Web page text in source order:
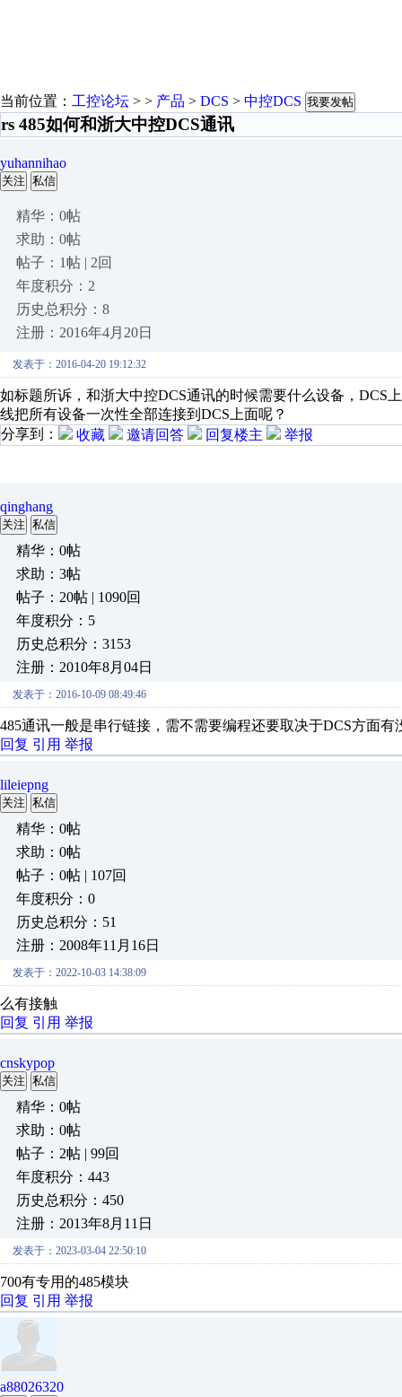
当前位置： 工控论坛 > > 产品 > DCS > 中控DCS 我要发帖
rs 485如何和浙大中控DCS通讯
yuhannihao
关注 私信
精华：0帖
求助：0帖
帖子：1帖 | 2回
年度积分：2
历史总积分：8
注册：2016年4月20日
发表于：2016-04-20 19:12:32
如标题所诉，和浙大中控DCS通讯的时候需要什么设备，DCS
线把所有设备一次性全部连接到DCS上面呢？
分享到：
收藏 邀请回答 回复楼主 举报
qinghang
关注 私信
精华：0帖
求助：3帖
帖子：20帖 | 1090回
年度积分：5
历史总积分：3153
注册：2010年8月04日
发表于：2016-10-09 08:49:46
485通讯一般是串行链接，需不需要编程还要取决于DCS方面
回复 引用 举报
lileiepng
关注 私信
精华：0帖
求助：0帖
帖子：0帖 | 107回
年度积分：0
历史总积分：51
注册：2008年11月16日
发表于：2022-10-03 14:38:09
么有接触
回复 引用 举报
cnskypop
关注 私信
精华：0帖
求助：0帖
帖子：2帖 | 99回
年度积分：443
历史总积分：450
注册：2013年8月11日
发表于：2023-03-04 22:50:10
700有专用的485模块
回复 引用 举报
a88026320